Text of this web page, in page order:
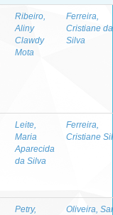
Ribeiro,
Aliny
Clawdy
Mota
Ferreira,
Cristiane da
Silva
Leite,
Maria
Aparecida
da Silva
Ferreira,
Cristiane
Petry,
Oliveira,